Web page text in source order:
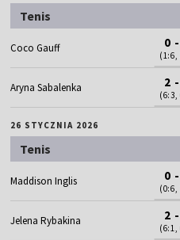
Tenis
Coco Gauff 0
(1:6,
Aryna Sabalenka 2
(6:3,
26 STYCZNIA 2026
Tenis
Maddison Inglis 0
(0:6,
Jelena Rybakina 2
(6:1,